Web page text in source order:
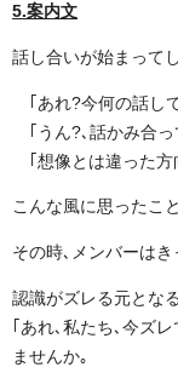
5.案内文
話し合いが始まって
｢あれ?今何の話し
｢うん?､話かみ合
｢想像とは違った方
こんな風に思ったこ
その時､メンバーは
認識がズレる元とな
｢あれ､私たち､今ズ
ませんか｡